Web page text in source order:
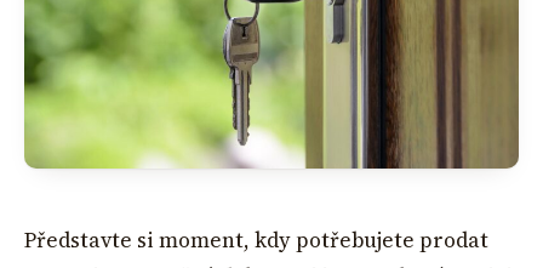
Představte si moment, kdy potřebujete prodat